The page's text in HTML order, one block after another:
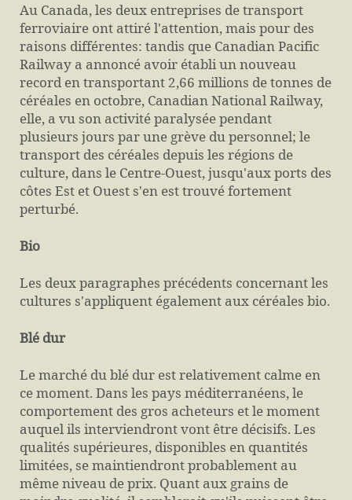
Au Canada, les deux entreprises de transport
ferroviaire ont attiré l'attention, mais pour des
raisons différentes: tandis que Canadian Pacific
Railway a annoncé avoir établi un nouveau
record en transportant 2,66 millions de tonnes de
céréales en octobre, Canadian National Railway,
elle, a vu son activité paralysée pendant
plusieurs jours par une grève du personnel; le
transport des céréales depuis les régions de
culture, dans le Centre-Ouest, jusqu'aux ports des
côtes Est et Ouest s'en est trouvé fortement
perturbé.
Bio
Les deux paragraphes précédents concernant les
cultures s'appliquent également aux céréales bio.
Blé dur
Le marché du blé dur est relativement calme en
ce moment. Dans les pays méditerranéens, le
comportement des gros acheteurs et le moment
auquel ils interviendront vont être décisifs. Les
qualités supérieures, disponibles en quantités
limitées, se maintiendront probablement au
même niveau de prix. Quant aux grains de